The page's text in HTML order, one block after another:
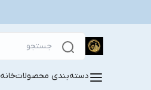
دسته‌بندی محصولاتخانه